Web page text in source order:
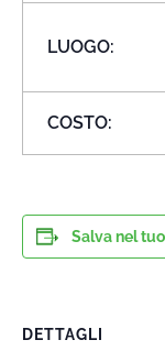
LUOGO:
COSTO:
Salva nel
DETTAGLI